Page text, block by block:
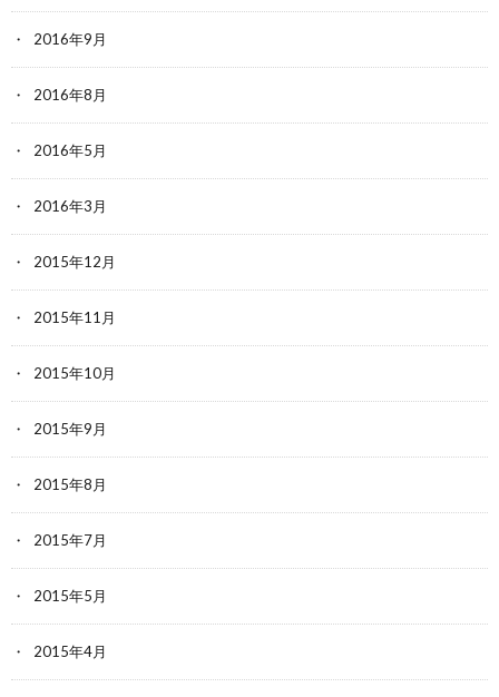
2016年9月
2016年8月
2016年5月
2016年3月
2015年12月
2015年11月
2015年10月
2015年9月
2015年8月
2015年7月
2015年5月
2015年4月